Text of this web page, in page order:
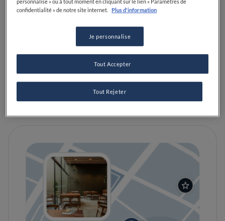
Guide Michelin
Guides gastronomiques
Parfait pour familles avec enfants
Dog-Friendly
personnalise » ou à tout moment en cliquant sur le lien « Paramètres de
confidentialité » de notre site internet.
Plus d'information
Je personnalise
Tout Rejeter
Tout Accepter